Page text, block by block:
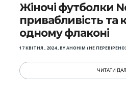
Жіночі футболки
привабливість та
одному флаконі
17 КВІТНЯ , 2024,BYАНОНІМ (НЕ ПЕРЕВІРЕНО)
ЧИТАТИ